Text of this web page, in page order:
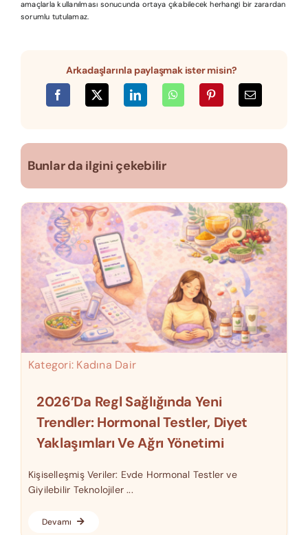
amaçlarla kullanılması sonucunda ortaya çıkabilecek herhangi bir zarardan
sorumlu tutulamaz.
Arkadaşlarınla paylaşmak ister misin?
Bunlar da ilgini çekebilir
Kategori: Kadına Dair
2026’da Regl Sağlığında Yeni
Trendler: Hormonal Testler, Diyet
Yaklaşımları Ve Ağrı Yönetimi
Kişiselleşmiş Veriler: Evde Hormonal Testler ve
Giyilebilir Teknolojiler ...
Devamı